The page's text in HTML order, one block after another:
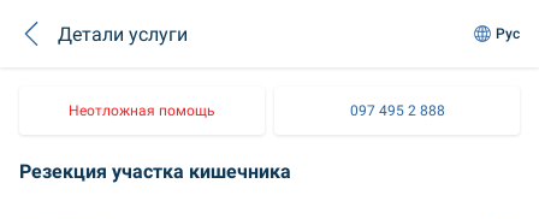
Детали услуги Рус
Неотложная помощь 097 495 2 888
Резекция участка кишечника